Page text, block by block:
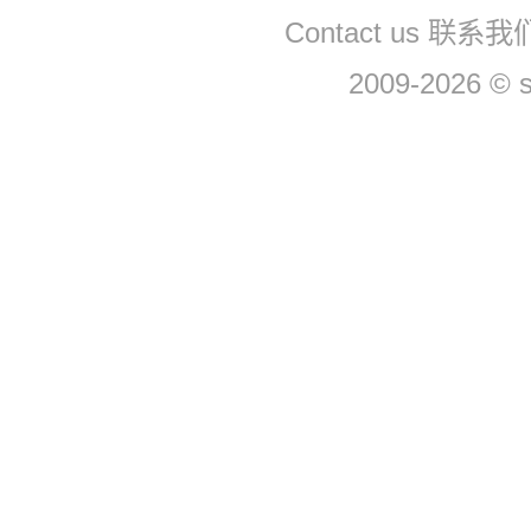
Contact us 联系我
2009-2026 ©